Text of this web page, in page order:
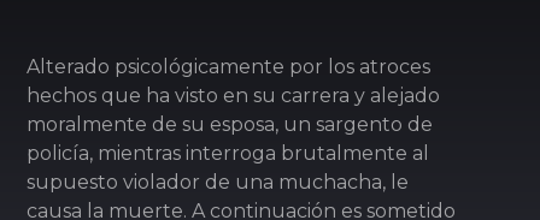
Alterado psicológicamente por los atroces
hechos que ha visto en su carrera y alejado
moralmente de su esposa, un sargento de
policía, mientras interroga brutalmente al
supuesto violador de una muchacha, le
causa la muerte. A continuación es sometido